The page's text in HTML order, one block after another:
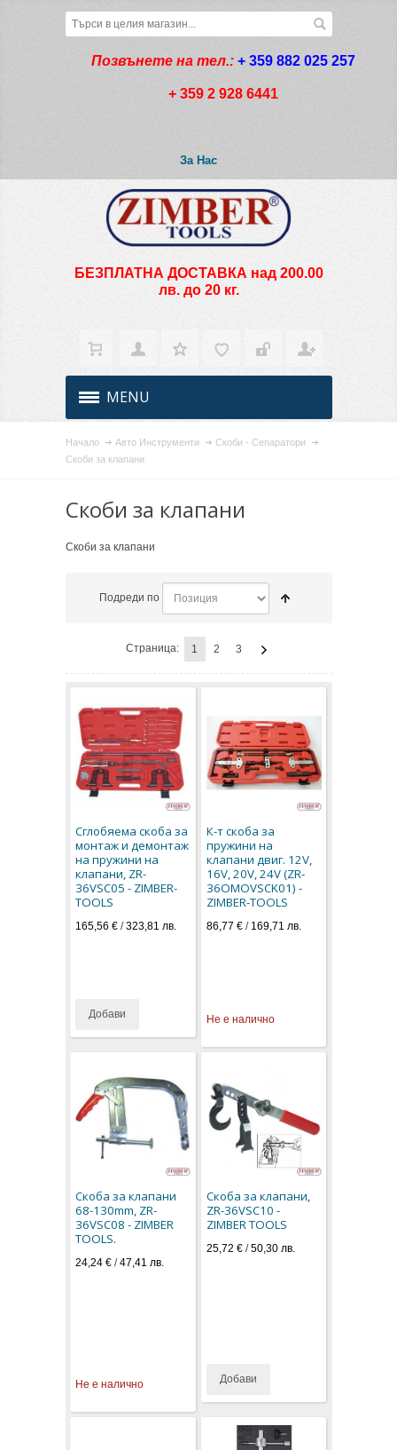
Позвънете на тел.: + 359 882 025 257
+ 359 2 928 6441
За Нас
БЕЗПЛАТНА ДОСТАВКА над 200.00
лв. до 20 кг.
MENU
Начало Авто Инструменти
Скоби - Сепаратори
Скоби за клапани
Скоби за клапани
Скоби за клапани
Подреди по
Страница: 1 2 3
Сглобяема скоба за
монтаж и демонтаж
на пружини на
клапани, ZR-
36VSC05 - ZIMBER-
TOOLS
165,56 € /323,81 лв.
Добави
К-т скоба за
пружини на
клапани двиг. 12V,
16V, 20V, 24V (ZR-
36OMOVSCK01) -
ZIMBER-TOOLS
86,77 €/ 169,71 лв.
Не е налично
Скоба за клапани
68-130mm, ZR-
36VSC08 - ZIMBER
TOOLS.
24,24 € /47,41 лв.
Не е налично
Скоба за клапани,
ZR-36VSC10 -
ZIMBER TOOLS
25,72 €/50,30 лв.
Добави